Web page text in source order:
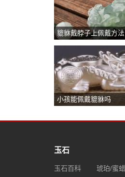
貔貅戴脖子上佩戴方法
小孩能佩戴貔貅吗
玉石
玉石百科 琥珀/蜜蜡